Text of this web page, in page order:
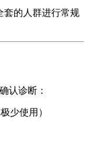
套的人群进行常规
认诊断：
少使用）